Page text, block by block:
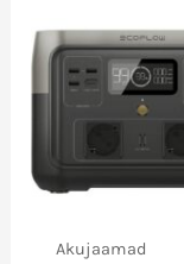
Akujaamad